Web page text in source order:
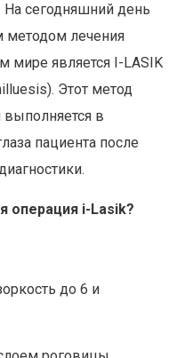
сегодняшний день
методом лечения
мире является I-LASIK
Этот метод
в
пациента после
операция i-Lasik?
до 6 и